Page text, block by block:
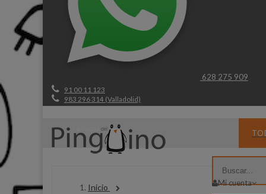
628 275 909
91 00 11 123
983 296 314 (Valladolid)
Mi cuenta
Inicio